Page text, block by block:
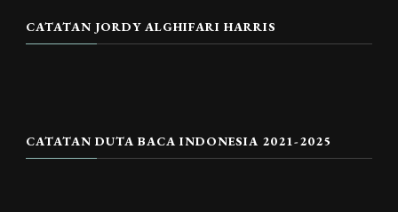
CATATAN JORDY ALGHIFARI HARRIS
CATATAN DUTA BACA INDONESIA 2021-2025